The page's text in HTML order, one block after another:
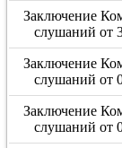
Заключение
слушаний от
Заключение
слушаний от
Заключение
слушаний от